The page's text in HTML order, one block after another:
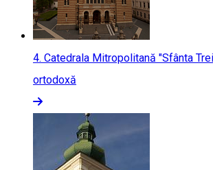
4. Catedrala Mitropolitană "Sfânta
ortodoxă